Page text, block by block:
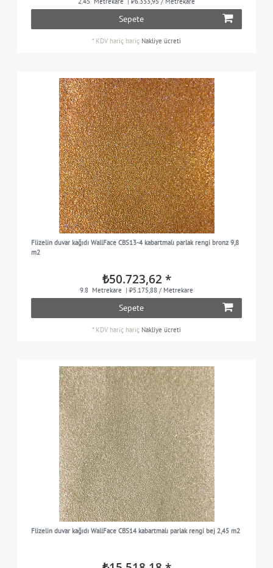
8
RULO BOYUTU
İyi bir ışık direncine sahip
kabartmalı
YIKAMAYA KARŞI DIRENÇLI
işlendiğinde suya dayanıklı
KULLANIM IÇIN AYRILMIŞ
oturma odasında, yatak odasında, mutfakta, çocuk
odasında, koridorda vb.
Sepete
* KDV hariç hariç Nakliye ücreti
Flizelin duvar kağıdı WallFace CBS13-4 kabartmalı parlak rengi bronz 9,8
m2
₺50.723,62 *
9.8 Metrekare | ₺5.175,88 / Metrekare
Sepete
* KDV hariç hariç Nakliye ücreti
Flizelin duvar kağıdı WallFace CBS14 kabartmalı parlak rengi bej 2,45 m2